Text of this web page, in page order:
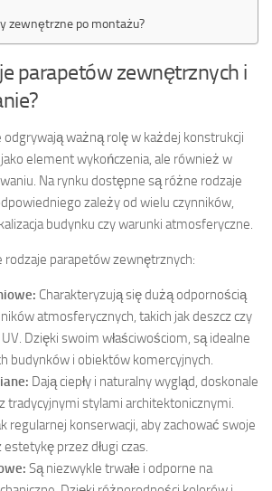
zewnętrzne po montażu?
parapetów zewnętrznych i
ważną rolę w każdej konstrukcji
element wykończenia, ale również w
Na rynku dostępne są różne rodzaje
zależy od wielu czynników,
budynku czy warunki atmosferyczne.
rodzaje parapetów zewnętrznych:
Charakteryzują się dużą odpornością
atmosferycznych, takich jak deszcz czy
Dzięki swoim właściwościom, są idealne
budynków i obiektów komercyjnych.
Dają ciepły i naturalny wygląd, doskonale
tradycyjnymi stylami architektonicznymi.
regularnej konserwacji, aby zachować swoje
estetykę przez długi czas.
Są niezwykle trwałe i odporne na